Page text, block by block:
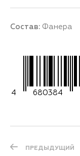
Состав: Фанера
4 680384
ПРЕДЫДУЩИЙ